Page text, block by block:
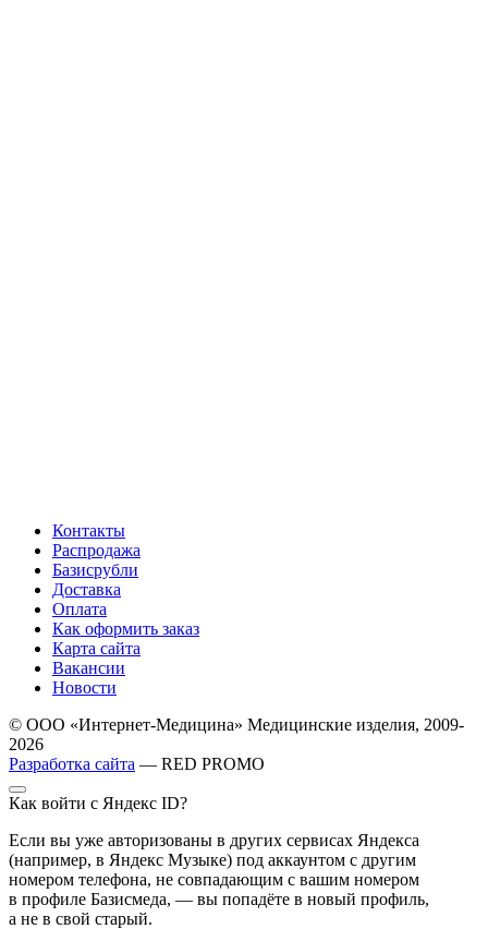
Контакты
Распродажа
Базисрубли
Доставка
Оплата
Как оформить заказ
Карта сайта
Вакансии
Новости
© ООО «Интернет-Медицина» Медицинские изделия, 2009-
2026
Разработка сайта — RED PROMO
Как войти с Яндекс ID?
Если вы уже авторизованы в других сервисах Яндекса
(например, в Яндекс Музыке) под аккаунтом с другим
номером телефона, не совпадающим с вашим номером
в профиле Базисмеда, — вы попадёте в новый профиль,
а не в свой старый.